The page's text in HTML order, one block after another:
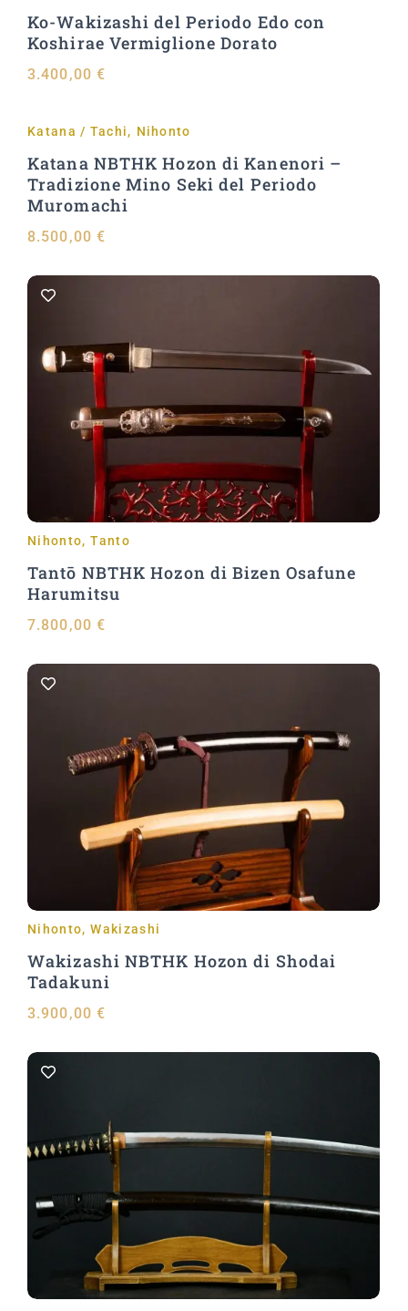
Ko-Wakizashi del Periodo Edo con
Koshirae Vermiglione Dorato
3.400,00 €
Aggiungi al carrello
Katana / Tachi, Nihonto
Katana NBTHK Hozon di Kanenori –
Tradizione Mino Seki del Periodo
Muromachi
8.500,00 €
Aggiungi al carrello
Nihonto, Tanto
Tantō NBTHK Hozon di Bizen Osafune
Harumitsu
7.800,00 €
Aggiungi al carrello
Nihonto, Wakizashi
Wakizashi NBTHK Hozon di Shodai
Tadakuni
3.900,00 €
Aggiungi al carrello